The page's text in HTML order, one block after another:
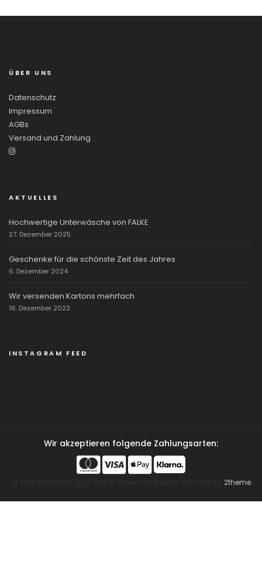
ÜBER UNS
Datenschutz
Impressum
AGBs
Versand und Zahlung
AKTUELLES
Hochwertige Unterwäsche von FALKE
27. Dezember 2025
Geschenke für die schönste Zeit des Jahres
6. Dezember 2024
Wir versenden Kartons mehrfach
16. Dezember 2022
INSTAGRAM FEED
Wir akzeptieren folgende Zahlungsarten:
2theme